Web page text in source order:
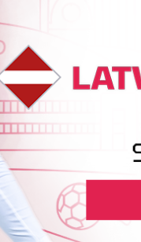
Kristiāns
Aleksejs